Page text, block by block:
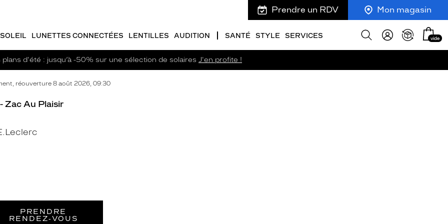
Prendre un RDV Mon magasin
LUNETTES CONNECTÉES LENTILLES AUDITION SANTÉ STYLE SERVICES
Afficher
Mon
panier
vide
plans d'été : jusqu’à -50% sur une sélection de solaires J'en profite !
réouverture 8 août 2026, 09:30
Zac Au Plaisir
PRENDRE
RENDEZ‑VOUS